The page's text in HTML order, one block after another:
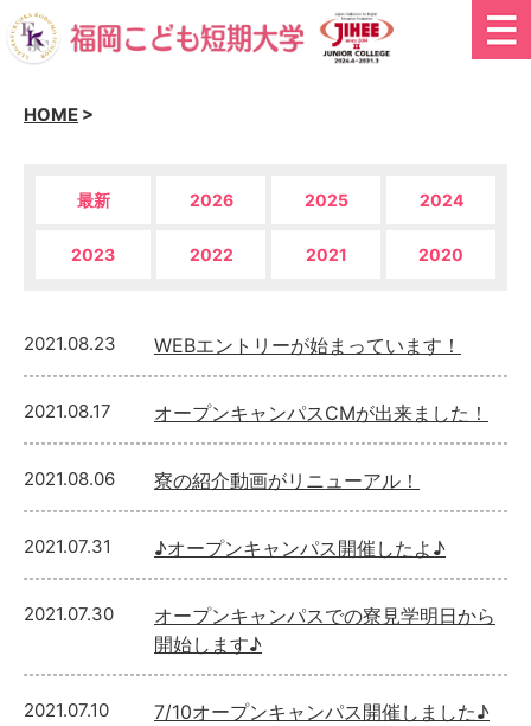
HOME >
最新 2026 2025 2024
2023 2022 2021 2020
2021.08.23 WEBエントリーが始まっています！
2021.08.17 オープンキャンパスCMが出来ました！
2021.08.06 寮の紹介動画がリニューアル！
2021.07.31 ♪オープンキャンパス開催したよ♪
2021.07.30
オープンキャンパスでの寮見学明日から
開始します♪
2021.07.10 7/10オープンキャンパス開催しました♪